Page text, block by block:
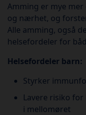
Amming er mye
og nærhet, og
Alle amming, også
helsefordeler for
Helsefordeler barn:
Styrker
Lavere risiko
i mellomøret